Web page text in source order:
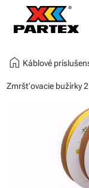
home Káblové
Zmršťovacie bužírky